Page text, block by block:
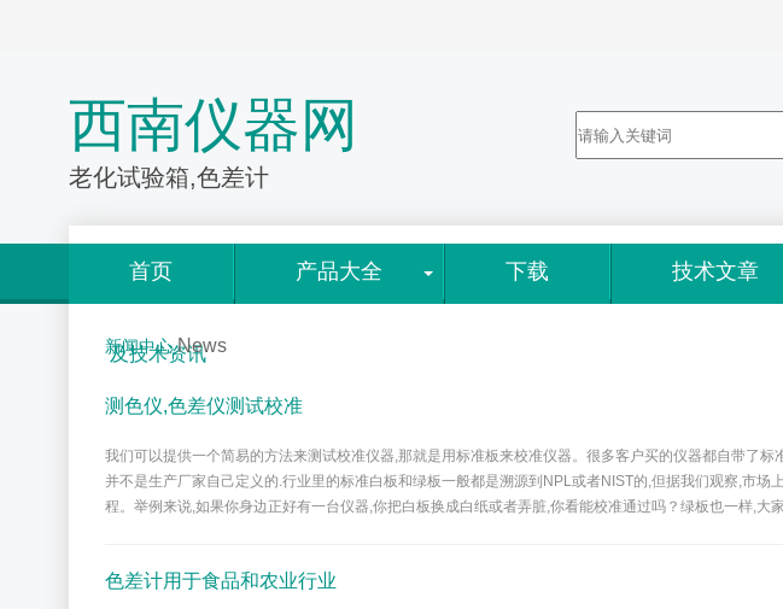
西南仪器网
老化试验箱,色差计
首页 产品大全 下载 技术文章
及技术资讯
新闻中心News
测色仪,色差仪测试校准
我们可以提供一个简易的方法来测试校准仪器,那就是用标准板来校准仪器。很多客户买的仪器都自带了
并不是生产厂家自己定义的.行业里的标准白板和绿板一般都是溯源到NPL或者NIST的,但据我们观察,市
程。举例来说,如果你身边正好有一台仪器,你把白板换成白纸或者弄脏,你看能校准通过吗？绿板也一样,大
色差计用于食品和农业行业